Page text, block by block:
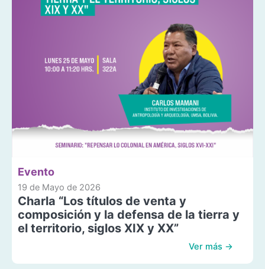
Evento
19 de Mayo de 2026
Charla “Los títulos de venta y
composición y la defensa de la tierra y
el territorio, siglos XIX y XX”
Ver más →